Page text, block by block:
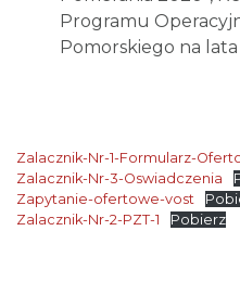
Programu
Pomorskiego na
Zalacznik-Nr-1-Formularz-
Zalacznik-Nr-3-Oswiadczenia
Zapytanie-ofertowe-vost
Zalacznik-Nr-2-PZT-1
Pobierz